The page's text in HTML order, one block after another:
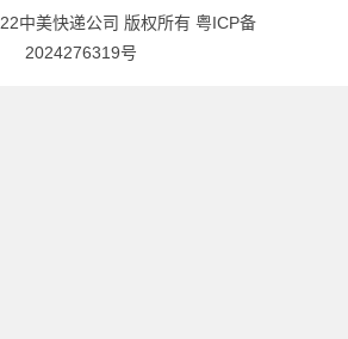
22中美快递公司 版权所有 粤ICP备
2024276319号